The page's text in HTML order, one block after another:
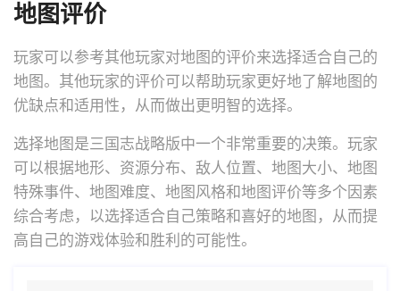
地图评价
玩家可以参考其他玩家对地图的评价来选择适合自己的
地图。其他玩家的评价可以帮助玩家更好地了解地图的
优缺点和适用性，从而做出更明智的选择。
选择地图是三国志战略版中一个非常重要的决策。玩家
可以根据地形、资源分布、敌人位置、地图大小、地图
特殊事件、地图难度、地图风格和地图评价等多个因素
综合考虑，以选择适合自己策略和喜好的地图，从而提
高自己的游戏体验和胜利的可能性。